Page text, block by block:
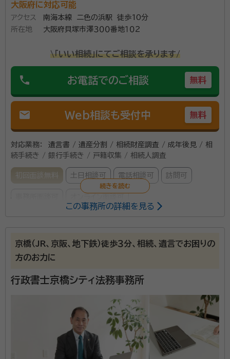
大阪府に対応可能
アクセス
南海本線 二色の浜駅 徒歩10分
所在地
大阪府貝塚市澤３００番地１０２
\「いい相続」にてご相談を承ります/
phone お電話でのご相談 無料
mail Web相談も受付中 無料
対応業務：
遺言書 / 遺産分割 / 相続財産調査 / 成年後見 / 相
続手続き / 銀行手続き / 戸籍収集 / 相続人調査
初回面談無料 土日相談可 電話相談可 訪問可
柴田 龍浩（シバタ タツヒロ） 行政書士
の手続きの幅も多岐に渡ります。 弊所では、「どのよう
な手続きが必要か」、「どのように行うか」、「それぞれの
手続きの単価はいくらか」 など、細かいその手続きの内
容と流れを丁寧にご説明致します。 まるっとお任せいた
だくことも、一部のみ限定してご依頼いただくことも可
行政書士
大阪府行政書士会
この事務所の詳細を見る
京橋（JR、京阪、地下鉄）徒歩３分、相続、遺言でお困りの
方のお力に
行政書士京橋シティ法務事務所